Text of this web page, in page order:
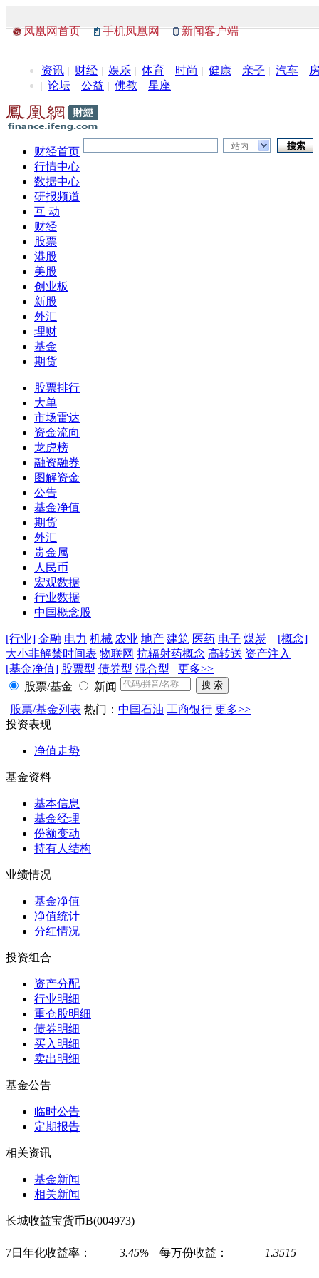
凤凰网首页 手机凤凰网 新闻客户端
资讯 财经 娱乐 体育 时尚 健康 亲子 汽车
论坛
公益 佛教 星座
站内
财经首页
行情中心
数据中心
研报频道
互 动
财经
股票
港股
美股
创业板
新股
外汇
理财
基金
期货
股票排行
大单
市场雷达
资金流向
龙虎榜
融资融券
图解资金
公告
基金净值
期货
外汇
贵金属
人民币
宏观数据
行业数据
中国概念股
[行业] 金融 电力 机械 农业 地产 建筑 医药 电子 煤炭
[概念]
大小非解禁时间表 物联网 抗辐射药概念 高转送 资产注入
[基金净值] 股票型 债券型 混合型
更多>>
股票/基金
新闻
股票/基金列表 热门： 中国石油 工商银行 更多>>
投资表现
净值走势
基金资料
基本信息
基金经理
份额变动
持有人结构
业绩情况
基金净值
净值统计
分红情况
投资组合
资产分配
行业明细
重仓股明细
债券明细
买入明细
卖出明细
基金公告
临时公告
定期报告
相关资讯
基金新闻
相关新闻
长城收益宝货币B(004973)
7日年化收益率： 3.45% 每万份收益： 1.3515